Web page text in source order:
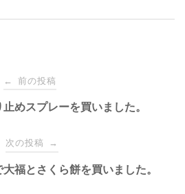
← 前の投稿
めスプレーを買いました。
次の投稿 →
大福とさくら餅を買いました。